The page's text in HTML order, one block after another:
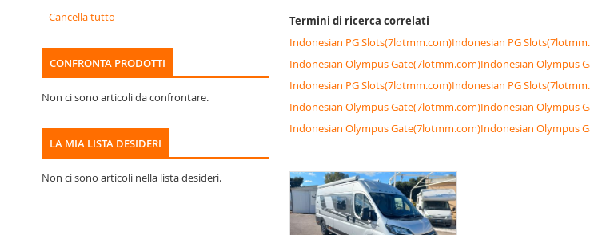
Termini di ricerca correlati
Indonesian PG Slots(7lotmm.com)Indonesian PG
Indonesian Olympus Gate(7lotmm.com)Indonesian Olympus
Indonesian PG Slots(7lotmm.com)Indonesian PG
Indonesian Olympus Gate(7lotmm.com)Indonesian Olympus
Indonesian Olympus Gate(7lotmm.com)Indonesian Olympus
articolo
Cancella tutto
CONFRONTA PRODOTTI
Non ci sono articoli da confrontare.
LA MIA LISTA DESIDERI
Non ci sono articoli nella lista desideri.